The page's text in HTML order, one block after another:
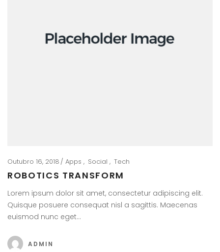
Outubro 16, 2018 Apps Social Tech
ROBOTICS TRANSFORM
Lorem ipsum dolor sit amet, consectetur adipiscing elit.
Quisque posuere consequat nisl a sagittis. Maecenas
euismod nunc eget…
ADMIN